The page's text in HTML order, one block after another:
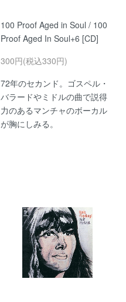
100 Proof Aged in Soul / 100
Proof Aged In Soul+6 [CD]
300円(税込330円)
72年のセカンド。ゴスペル・
バラードやミドルの曲で説得
力のあるマンチャのボーカル
が胸にしみる。